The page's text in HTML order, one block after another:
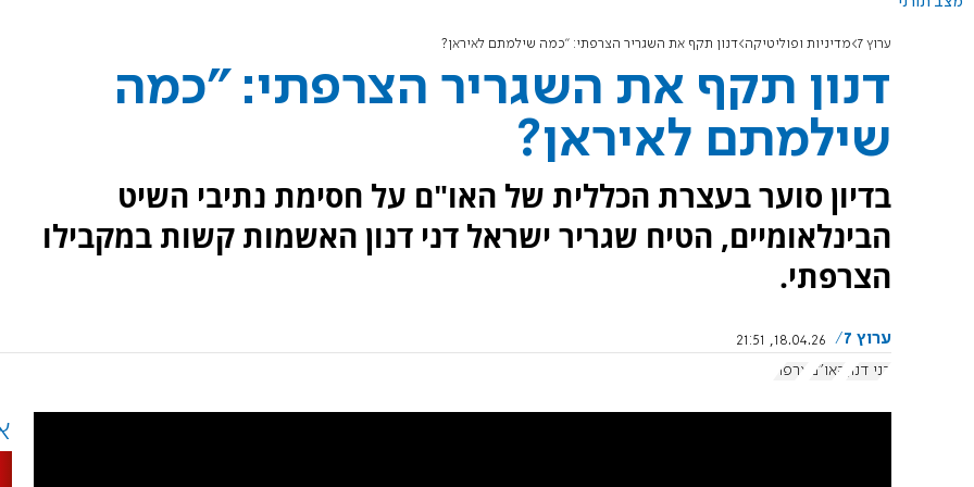
ערוץ 7 מדיניות ופוליטיקה דנון תקף את השגריר הצרפתי: "כמה שילמתם לאיראן?
דנון תקף את השגריר הצרפתי: "כמה
שילמתם לאיראן?
בדיון סוער בעצרת הכללית של האו"ם על חסימת נתיבי השיט
הבינלאומיים, הטיח שגריר ישראל דני דנון האשמות קשות במקבילו
הצרפתי.
ערוץ 7
18.04.26, 21:51
דני דנון
האו"ם צרפת